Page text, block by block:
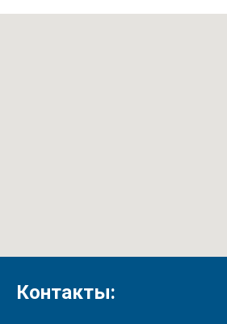
Контакты: